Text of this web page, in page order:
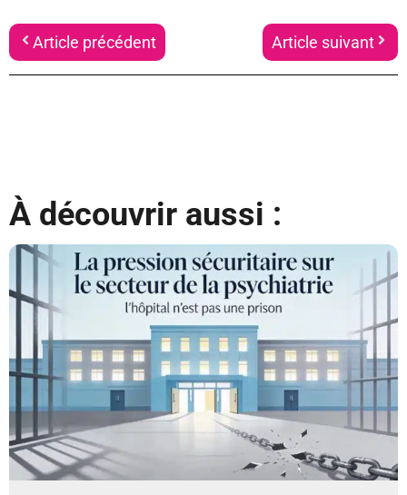
Article précédent Article suivant
À découvrir aussi :